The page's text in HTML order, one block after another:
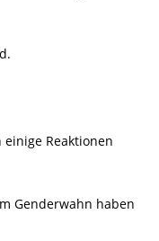
Reaktionen
Genderwahn haben